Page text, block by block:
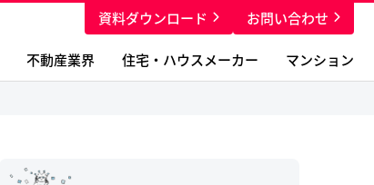
資料ダウンロード お問い合わせ
不動産業界 住宅・ハウスメーカー マンション